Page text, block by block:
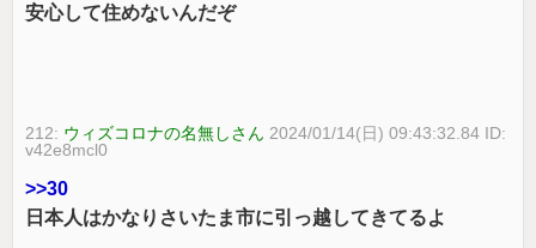
安心して住めないんだぞ
212: ウィズコロナの名無しさん 2024/01/14(日) 09:43:32.84 ID:
v42e8mcl0
>>30
日本人はかなりさいたま市に引っ越してきてるよ